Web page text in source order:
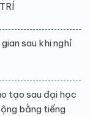
sau khi nghỉ
tạo sau đại học
bằng tiếng